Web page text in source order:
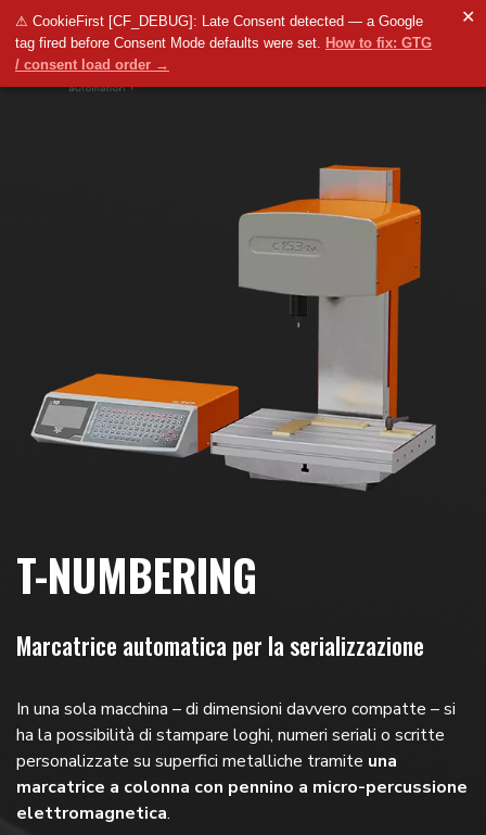
⚠ CookieFirst [CF_DEBUG]: Late Consent detected — a Google
tag fired before Consent Mode defaults were set. How to fix: GTG
/ consent load order →
✕
T-NUMBERING
Marcatrice automatica per la serializzazione
In una sola macchina – di dimensioni davvero compatte – si
ha la possibilità di stampare loghi, numeri seriali o scritte
personalizzate su superfici metalliche tramite una
marcatrice a colonna con pennino a micro-percussione
elettromagnetica.